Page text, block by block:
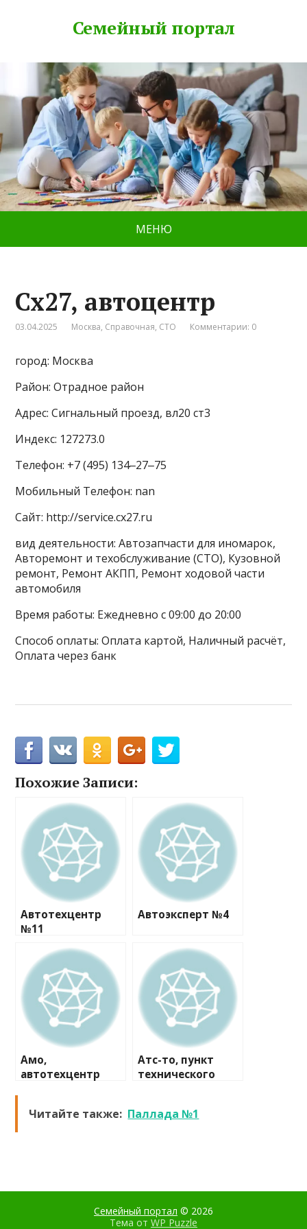
Семейный портал
МЕНЮ
Cx27, автоцентр
03.04.2025 Москва, Справочная, СТО Комментарии: 0
город: Москва
Район: Отрадное район
Адрес: Сигнальный проезд, вл20 ст3
Индекс: 127273.0
Телефон: +7 (495) 134‒27‒75
Мобильный Телефон: nan
Сайт: http://service.cx27.ru
вид деятельности: Автозапчасти для иномарок,
Авторемонт и техобслуживание (СТО), Кузовной
ремонт, Ремонт АКПП, Ремонт ходовой части
автомобиля
Время работы: Ежедневно с 09:00 до 20:00
Способ оплаты: Оплата картой, Наличный расчёт,
Оплата через банк
Похожие Записи:
Автотехцентр
№11
Автоэксперт №4
Амо,
автотехцентр
Атс-то, пункт
технического
Читайте также: Паллада №1
Семейный портал © 2026
Тема от WP Puzzle